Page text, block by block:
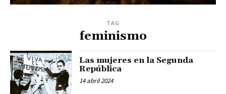
TAG
feminismo
Las mujeres en la Segunda
República
14 abril 2024